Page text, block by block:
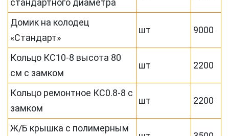
стандартного диаметра
Домик на колодец
«Стандарт»
шт 9000
Кольцо КС10-8 высота 80
см с замком
шт 2200
Кольцо ремонтное КС0.8-8 с
замком
шт 2200
Ж/Б крышка с полимерным